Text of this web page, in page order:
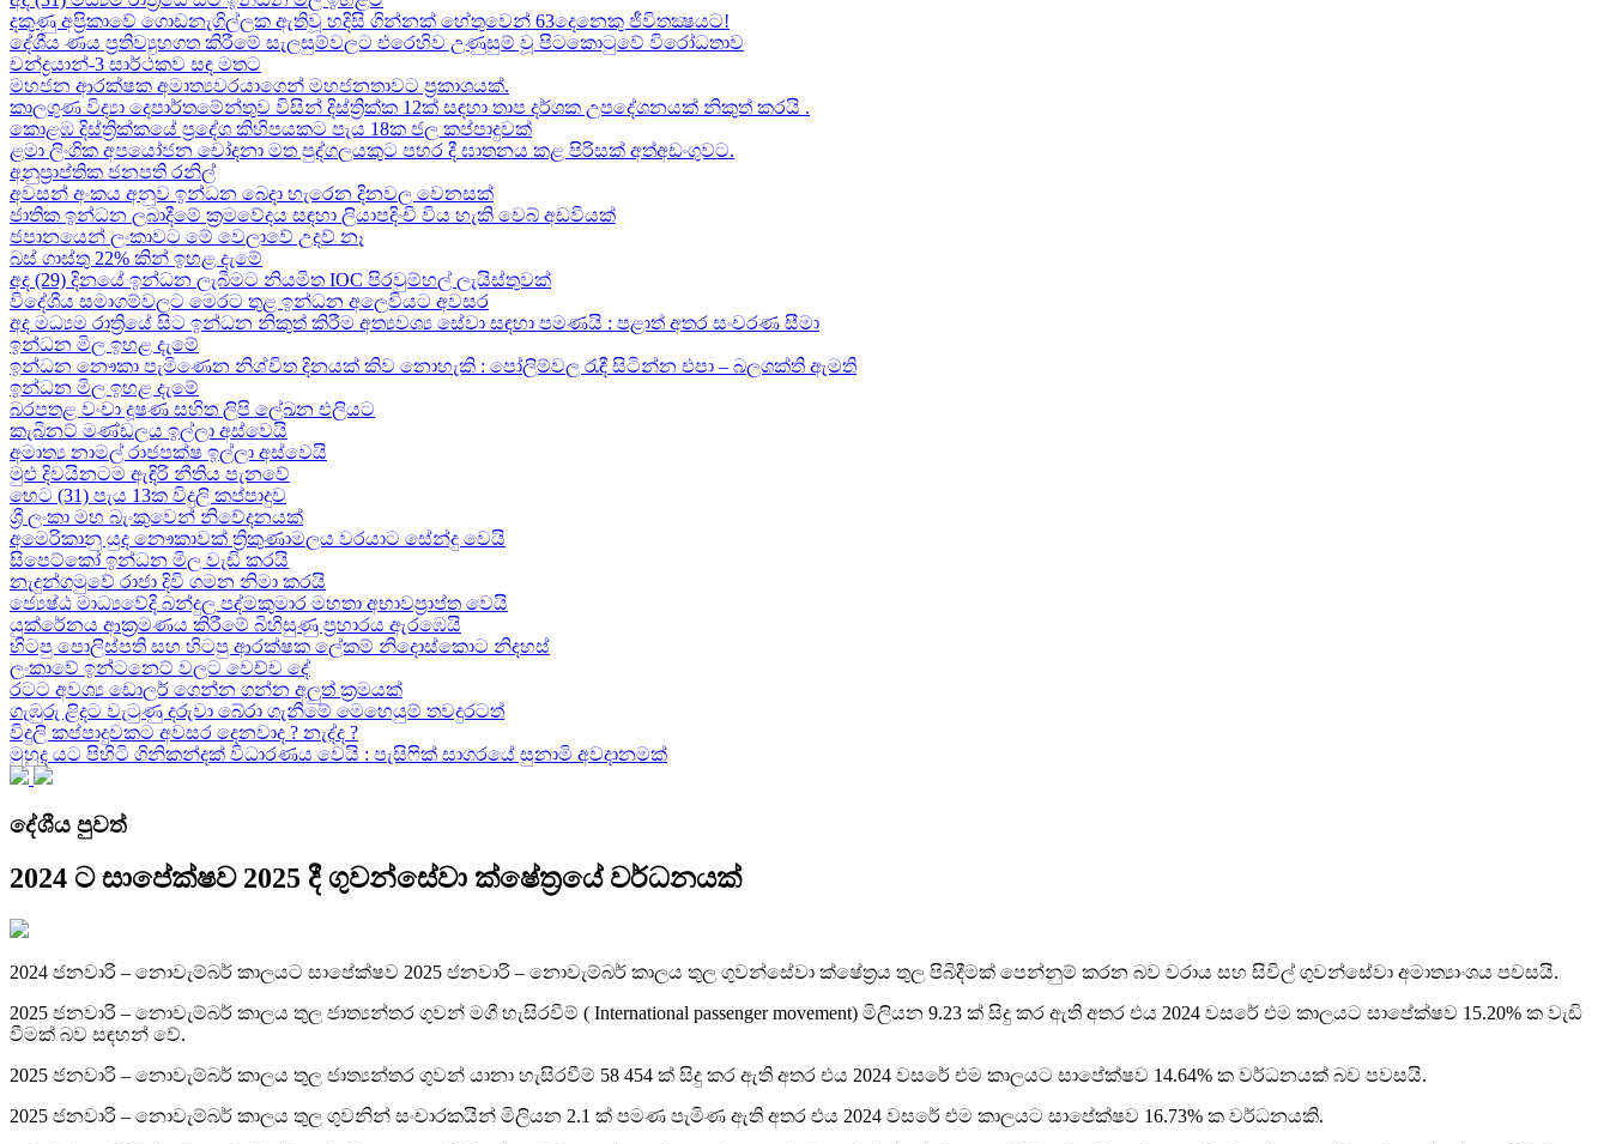
දකුණු අප්‍රිකාවේ ගොඩනැගිල්ලක ඇතිවූ හදිසි ගින්නක් හේතුවෙන් 63දෙනෙකු ජීවිතක්‍ෂයට​!
දේශීය​ ණය ප්‍රතිව්‍යුහගත කිරීමේ සැලසුම්වලට එරෙහිව උණුසුම් වූ පිටකොටුවේ විරෝධතාව
චන්ද්‍රයාන්-3 සාර්ථකව සඳ මතට​
මහජන ආරක්ෂක අමාත්‍යවරයාගෙන් මහජනතාවට ප්‍රකාශයක්.
කාලගුණ විද්‍යා දෙපාර්තමේන්තුව විසින් දිස්ත්‍රික්ක 12ක් සඳහා තාප දර්ශක උපදේශනයක් නිකුත් කරයි .
කොළඹ දිස්ත්‍රික්කයේ ප්‍රදේශ කිහිපයකට පැය 18ක ජල කප්පාදුවක්
ළමා ලිංගික අපයෝජන චෝදනා මත පුද්ගලයකුට පහර දී ඝාතනය කළ පිරිසක් අත්අඩංගුවට.
අනුප්‍රාප්තික ජනපති රනිල්
අවසන් අංකය අනුව ඉන්ධන බෙදා හැරෙන දිනවල වෙනසක්
ජාතික ඉන්ධන ලබාදීමේ ක්‍රමවේදය සඳහා ලියාපදිංචි විය හැකි වෙබ් අඩවියක්
ජපානයෙන් ලංකාවට මේ වෙලාවේ උදව් නෑ
බස් ගාස්තු 22% කින් ඉහළ දැමේ
අද (29) දිනයේ ඉන්ධන ලැබීමට නියමිත IOC පිරවුම්හල් ලැයිස්තුවක්
විදේශීය සමාගම්වලට මෙරට තුළ ඉන්ධන අලෙවියට අවසර
අද මධ්‍යම රාත්‍රියේ සිට ඉන්ධන නිකුත් කිරීම අත්‍යවශ්‍ය සේවා සඳහා පමණයි : පළාත් අතර සංචරණ සීමා
ඉන්ධන මිල ඉහළ දැමේ
ඉන්ධන නෞකා පැමිණෙන නිශ්චිත දිනයක් කිව නොහැකි : පෝලිම්වල රැඳී සිටින්න එපා – බලශක්ති ඇමති
ඉන්ධන මිල ඉහළ දැමේ
බරපතළ වංචා දූෂණ සහිත ලිපි ලේඛන එලියට
කැබිනට් මණ්ඩලය ඉල්ලා අස්වෙයි
අමාත්‍ය නාමල් රාජපක්ෂ ඉල්ලා අස්වෙයි
මුළු දිවයිනටම ඇඳිරි නීතිය පැනවේ
හෙට (31) පැය 13ක විදුලි කප්පාදුව
ශ්‍රී ලංකා මහ බැංකුවෙන් නිවේදනයක්
අමෙරිකානු යුද නෞකාවක් ත්‍රිකුණාමලය වරයාට සේන්දු වෙයි
සිපෙට්කෝ ඉන්ධන මිල වැඩි කරයි
නැදුන්ගමුවේ රාජා දිවි ගමන නිමා කරයි
ජ්‍යෙෂ්ඨ මාධ්‍යවේදි බන්දුල පද්මකුමාර මහතා අභාවප්‍රාප්ත වෙයි
යුක්රේනය ආක්‍රමණය කිරීමේ බිහිසුණු ප්‍රහාරය ඇරඹෙයි
හිටපු පොලිස්පති සහ හිටපු ආරක්ෂක ලේකම් නිදොස්කොට නිදහස්
ලංකාවේ ඉන්ටනෙට් වලට වෙච්ච දේ
රටට අවශ්‍ය ඩොලර් ගෙන්න ගන්න අලුත් ක්‍රමයක්
ගැඹුරු ළිදට වැටුණු දරුවා බේරා ගැනීමේ මෙහෙයුම් තවදුරටත්
විදුලි කප්පාදුවකට අවසර දෙනවාද ? නැද්ද ?
මුහුද යට පිහිටි ගිනිකන්දක් විධාරණය වෙයි : පැසිෆික් සාගරයේ සුනාමි අවදානමක්
දේශීය පුවත්
2024 ට සාපේක්ෂව 2025 දී ගුවන්සේවා ක්ෂේත්‍රයේ වර්ධනයක්
2024 ජනවාරි – නොවැම්බර් කාලයට සාපේක්ෂව 2025 ජනවාරි – නොවැම්බර් කාලය තුල ගුවන්සේවා ක්ෂේත්‍රය තුල පිබිදීමක් පෙන්නුම් කරන බව වරාය සහ සිවිල් ගුවන්සේවා අමාත්‍යාංශය පවසයි.
2025 ජනවාරි – නොවැම්බර් කාලය තුල ජාත්‍යන්තර ගුවන් මගී හැසිරවීම් ( International passenger movement) මිලියන 9.23 ක් සිදු කර ඇති අතර එය 2024 වසරේ එම කාලයට සාපේක්ෂව 15.20% ක වැඩි
වීමක් බව සඳහන් වේ.
2025 ජනවාරි – නොවැම්බර් කාලය තුල ජාත්‍යන්තර ගුවන් යානා හැසිරවීම් 58 454 ක් සිදු කර ඇති අතර එය 2024 වසරේ එම කාලයට සාපේක්ෂව 14.64% ක වර්ධනයක් බව පවසයි.
2025 ජනවාරි – නොවැම්බර් කාලය තුල ගුවනින් සංචාරකයින් මිලියන 2.1 ක් පමණ පැමිණ ඇති අතර එය 2024 වසරේ එම කාලයට සාපේක්ෂව 16.73% ක වර්ධනයකි.